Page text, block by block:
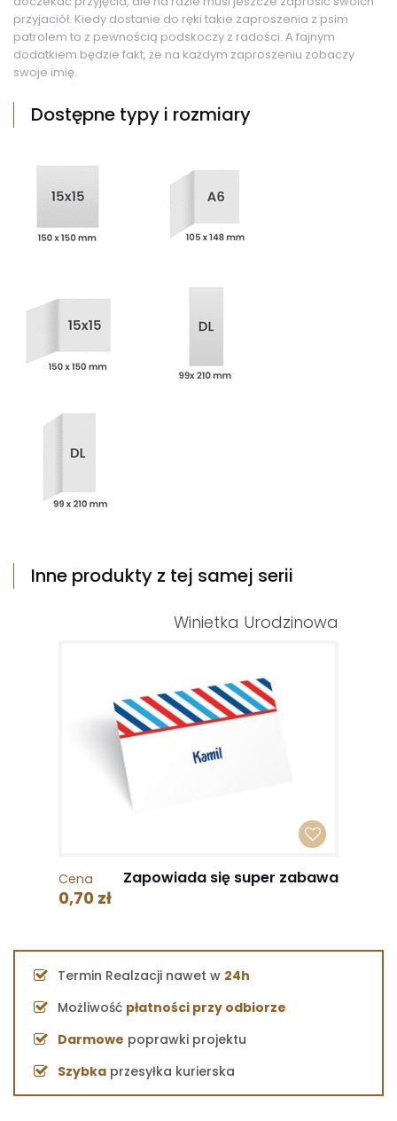
przyjaciół. Kiedy dostanie do ręki takie zaproszenia z psim
patrolem to z pewnością podskoczy z radości. A fajnym
dodatkiem będzie fakt, że na każdym zaproszeniu zobaczy
swoje imię.
Dostępne typy i rozmiary
Inne produkty z tej samej serii
Winietka Urodzinowa
Cena
0,70 zł
Zapowiada się super zabawa
Termin Realzacji nawet w 24h
Możliwość płatności przy odbiorze
Darmowe poprawki projektu
Szybka przesyłka kurierska